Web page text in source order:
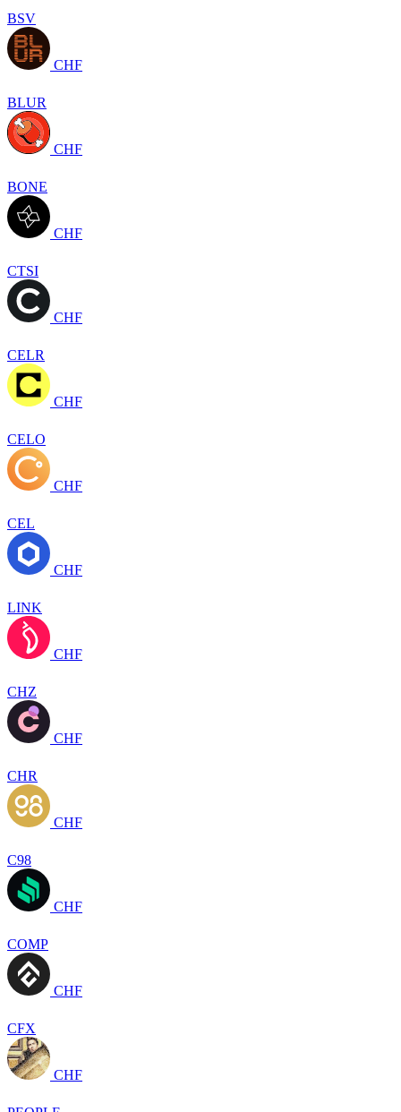
BSV
CHF
BLUR
CHF
BONE
CHF
CTSI
CHF
CELR
CHF
CELO
CHF
CEL
CHF
LINK
CHF
CHZ
CHF
CHR
CHF
C98
CHF
COMP
CHF
CFX
CHF